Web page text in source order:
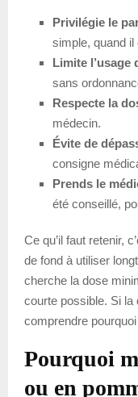
Privilégie le
simple, quand il
Limite l’usage
sans
Respecte la
médecin.
Évite de
consigne
Prends le
été conseillé,
Ce qu’il faut retenir,
de fond à utiliser
cherche la dose
courte possible. Si la
comprendre
Pourquoi
ou en